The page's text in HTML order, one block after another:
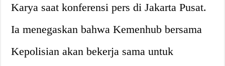
Karya saat konferensi pers di Jakarta Pusat.
Ia menegaskan bahwa Kemenhub bersama
Kepolisian akan bekerja sama untuk